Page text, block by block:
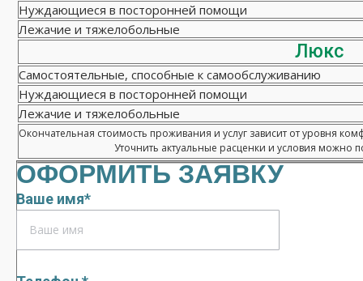
Нуждающиеся в посторонней помощи
Лежачие и тяжелобольные
Люкс
Самостоятельные, способные к самообслуживанию
Нуждающиеся в посторонней помощи
Лежачие и тяжелобольные
Окончательная стоимость проживания и услуг зависит от уровня
Уточнить актуальные расценки и условия можно
ОФОРМИТЬ ЗАЯВКУ
Ваше имя*